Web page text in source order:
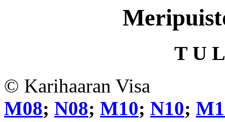
T U
© Karihaaran Visa
M08; N08; M10; N10;